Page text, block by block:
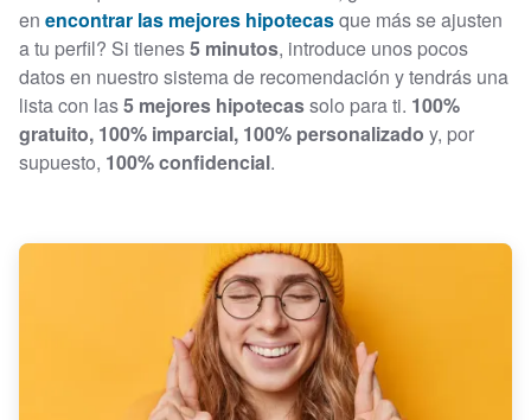
en encontrar las mejores hipotecasque más se ajusten
a tu perfil? Si tienes5 minutos, introduce unos pocos
datos en nuestro sistema de recomendación y tendrás una
lista con las5 mejores hipotecassolo para ti. 100%
gratuito, 100% imparcial, 100% personalizado y, por
supuesto, 100% confidencial.